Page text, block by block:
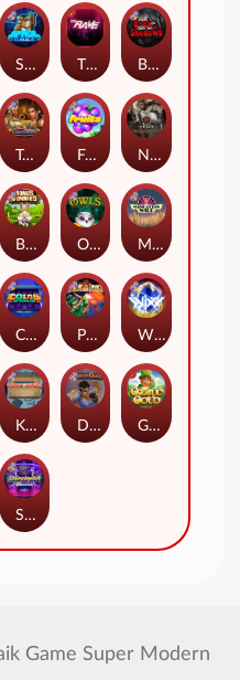
Nexus Tombstone RIP
Manhattan Goes Wild
Book Of Shadows
Space Donkey
Starstruck
Tomb of Nefertiti
Dungeon Quest
Coins of Fortune WiXX
Fruits
Bonus Bunnies Owls
Gaelic Gold
Kitchen Drama: Sushi Mania
Pixies vs Pirates
The Rave
Game Super Modern